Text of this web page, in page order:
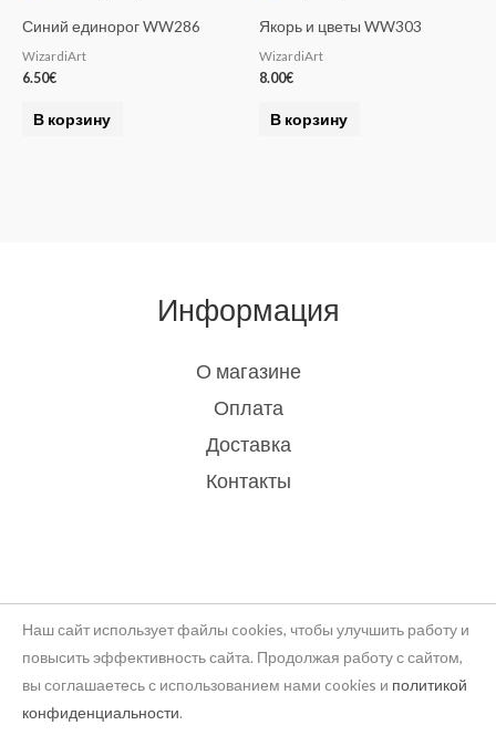
Синий единорог WW286
WizardiArt
6.50€
В корзину
Якорь и цветы WW303
WizardiArt
8.00€
В корзину
Информация
О магазине
Оплата
Доставка
Контакты
Наш сайт использует файлы cookies, чтобы улучшить работу и
повысить эффективность сайта. Продолжая работу с сайтом,
вы соглашаетесь с использованием нами cookies и политикой
конфиденциальности.